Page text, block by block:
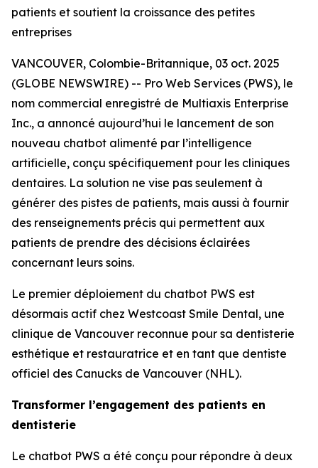
patients et soutient la croissance des petites
entreprises
VANCOUVER, Colombie-Britannique, 03 oct. 2025
(GLOBE NEWSWIRE) -- Pro Web Services (PWS), le
nom commercial enregistré de Multiaxis Enterprise
Inc., a annoncé aujourd’hui le lancement de son
nouveau chatbot alimenté par l’intelligence
artificielle, conçu spécifiquement pour les cliniques
dentaires. La solution ne vise pas seulement à
générer des pistes de patients, mais aussi à fournir
des renseignements précis qui permettent aux
patients de prendre des décisions éclairées
concernant leurs soins.
Le premier déploiement du chatbot PWS est
désormais actif chez Westcoast Smile Dental, une
clinique de Vancouver reconnue pour sa dentisterie
esthétique et restauratrice et en tant que dentiste
officiel des Canucks de Vancouver (NHL).
Transformer l’engagement des patients en
dentisterie
Le chatbot PWS a été conçu pour répondre à deux